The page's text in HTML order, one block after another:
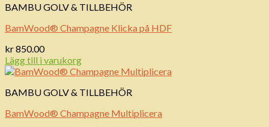
BAMBU GOLV & TILLBEHÖR
BamWood® Champagne Klicka på HDF
kr850.00
Lägg till i varukorg
BAMBU GOLV & TILLBEHÖR
BamWood® Champagne Multiplicera